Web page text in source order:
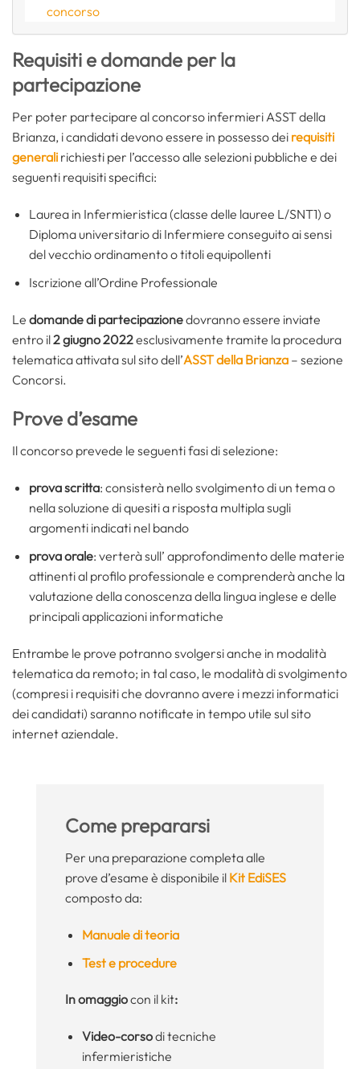
concorso
Requisiti e domande per la
partecipazione
Per poter partecipare al concorso infermieri ASST della
Brianza, i candidati devono essere in possesso dei requisiti
generali richiesti per l’accesso alle selezioni pubbliche e dei
seguenti requisiti specifici:
Laurea in Infermieristica (classe delle lauree L/SNT1) o
Diploma universitario di Infermiere conseguito ai sensi
del vecchio ordinamento o titoli equipollenti
Iscrizione all’Ordine Professionale
Le domande di partecipazionedovranno essere inviate
entro il2 giugno 2022esclusivamente tramite la procedura
telematica attivata sul sito dell’ASST della Brianza – sezione
Concorsi.
Prove d’esame
Il concorso prevede le seguenti fasi di selezione:
prova scritta: consisterà nello svolgimento di un tema o
nella soluzione di quesiti a risposta multipla sugli
argomenti indicati nel bando
prova orale: verterà sull’ approfondimento delle materie
attinenti al profilo professionale e comprenderà anche la
valutazione della conoscenza della lingua inglese e delle
principali applicazioni informatiche
Entrambe le prove potranno svolgersi anche in modalità
telematica da remoto; in tal caso, le modalità di svolgimento
(compresi i requisiti che dovranno avere i mezzi informatici
dei candidati) saranno notificate in tempo utile sul sito
internet aziendale.
Come prepararsi
Per una preparazione completa alle
prove d’esame è disponibile il Kit EdiSES
composto da:
Manuale di teoria
Test e procedure
In omaggiocon il kit:
Video-corsodi tecniche
infermieristiche